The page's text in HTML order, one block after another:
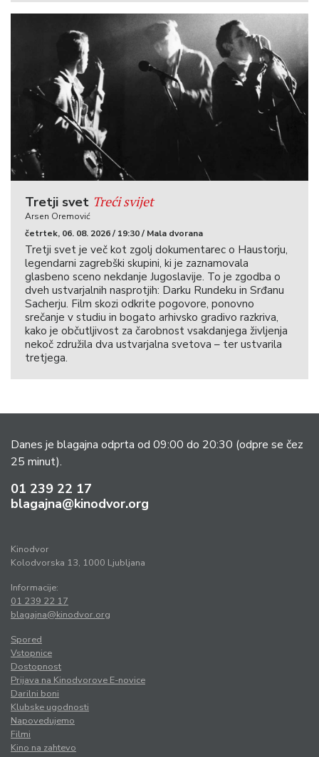
Tretji svet Treći svijet
Arsen Oremović
četrtek, 06. 08. 2026 / 19:30 / Mala dvorana
Tretji svet je več kot zgolj dokumentarec o Haustorju,
legendarni zagrebški skupini, ki je zaznamovala
glasbeno sceno nekdanje Jugoslavije. To je zgodba o
dveh ustvarjalnih nasprotjih: Darku Rundeku in Srđanu
Sacherju. Film skozi odkrite pogovore, ponovno
srečanje v studiu in bogato arhivsko gradivo razkriva,
kako je občutljivost za čarobnost vsakdanjega življenja
nekoč združila dva ustvarjalna svetova – ter ustvarila
tretjega.
Danes je blagajna odprta od 09:00 do 20:30 (odpre se čez
25 minut).
01 239 22 17
blagajna@kinodvor.org
Kinodvor
Kolodvorska 13, 1000 Ljubljana
Informacije:
01 239 22 17
blagajna@kinodvor.org
Spored
Vstopnice
Dostopnost
Prijava na Kinodvorove E-novice
Darilni boni
Klubske ugodnosti
Napovedujemo
Filmi
Kino na zahtevo